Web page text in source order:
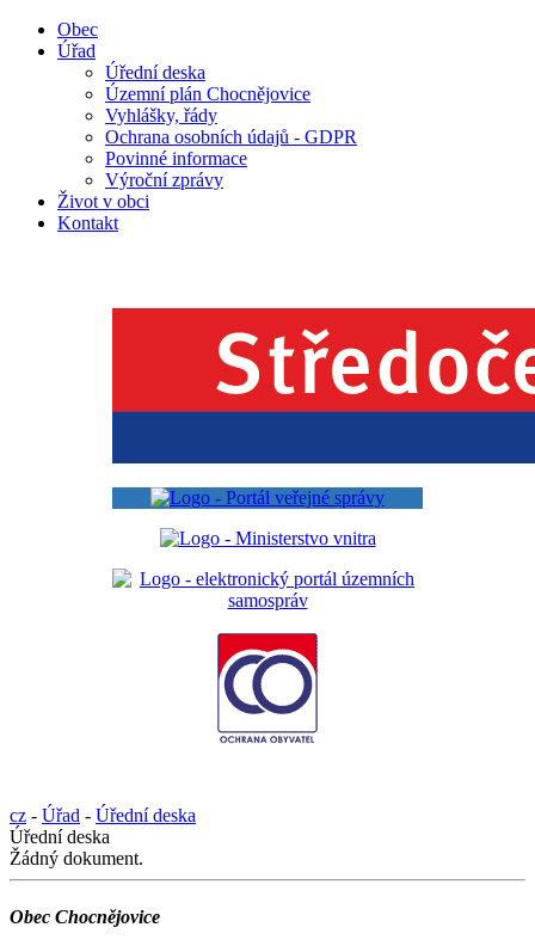
Obec
Úřad
Úřední deska
Územní plán Chocnějovice
Vyhlášky, řády
Ochrana osobních údajů - GDPR
Povinné informace
Výroční zprávy
Život v obci
Kontakt
cz - Úřad - Úřední deska
Úřední deska
Žádný dokument.
Obec Chocnějovice